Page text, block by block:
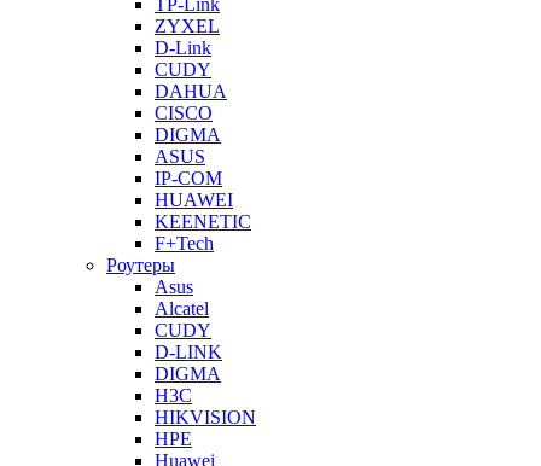
TP-Link
ZYXEL
D-Link
CUDY
DAHUA
CISCO
DIGMA
ASUS
IP-COM
HUAWEI
KEENETIC
F+Tech
Роутеры
Asus
Alcatel
CUDY
D-LINK
DIGMA
H3C
HIKVISION
HPE
Huawei